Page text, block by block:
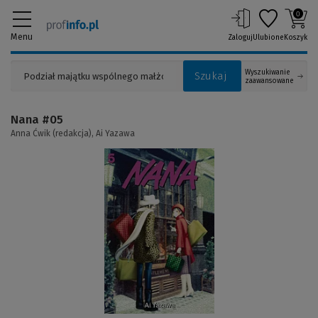
Menu
Szukaj
Wyszukiwanie
zaawansowane
ZalogujUlubione
0
Koszyk
(Link
do
innej
Nana #05
Anna Ćwik (redakcja), Ai Yazawa